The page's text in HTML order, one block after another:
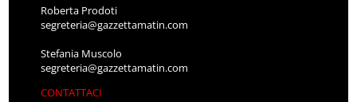
Roberta Prodoti
segreteria@gazzettamatin.com
Stefania Muscolo
segreteria@gazzettamatin.com
CONTATTACI